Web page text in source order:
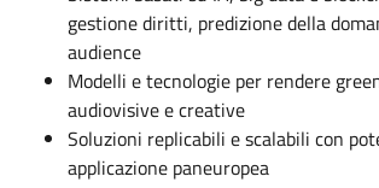
gestione diritti, predizione della
audience
Modelli e tecnologie per rendere
audiovisive e creative
Soluzioni replicabili e scalabili con
applicazione paneuropea